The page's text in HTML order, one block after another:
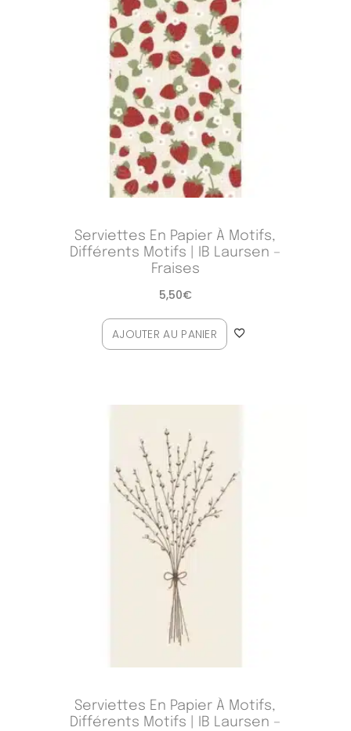
Serviettes En Papier À Motifs,
Différents Motifs | IB Laursen –
Fraises
5,50€
AJOUTER AU PANIER
Serviettes En Papier À Motifs,
Différents Motifs | IB Laursen –